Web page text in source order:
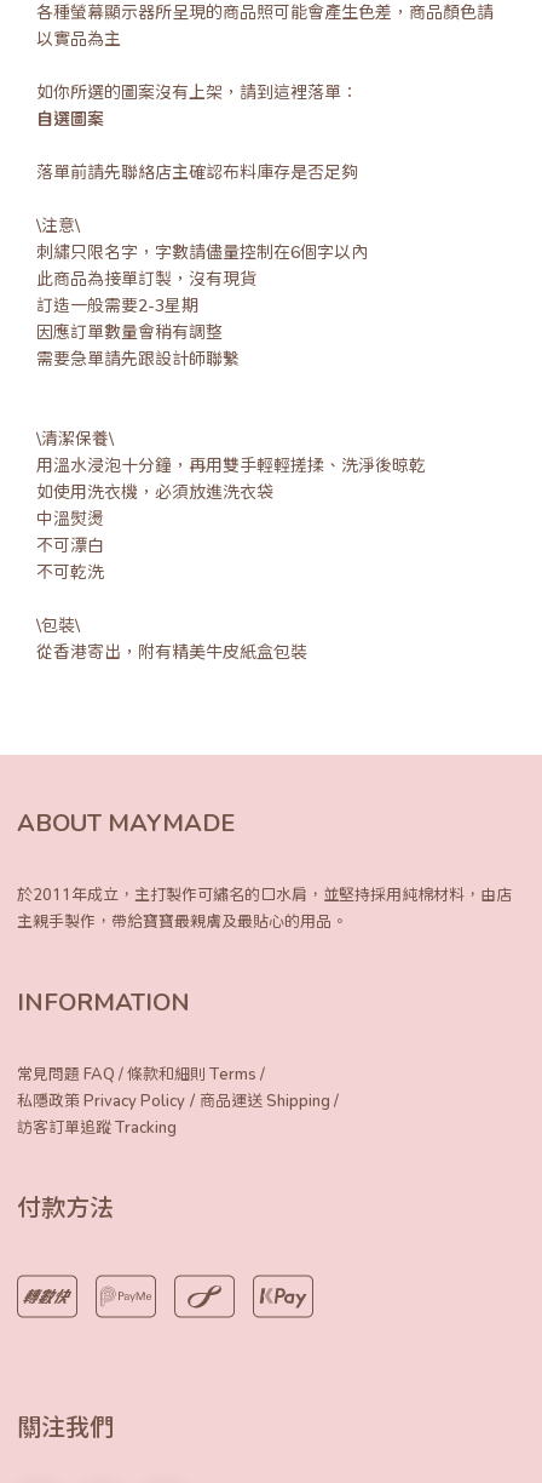
各種螢幕顯示器所呈現的商品照可能會產生色差，商品顏色請
以實品為主
如你所選的圖案沒有上架，請到這裡落單：
自選圖案
落單前請先聯絡店主確認布料庫存是否足夠
\注意\
刺繡只限名字，字數請儘量控制在6個字以內
此商品為接單訂製，沒有現貨
訂造一般需要2-3星期
因應訂單數量會稍有調整
需要急單請先跟設計師聯繫
\清潔保養\
用溫水浸泡十分鐘，再用雙手輕輕搓揉、洗淨後晾乾
如使用洗衣機，必須放進洗衣袋
中溫熨燙
不可漂白
不可乾洗
\包裝\
從香港寄出，附有精美牛皮紙盒包裝
ABOUT MAYMADE
於2011年成立，主打製作可繡名的口水肩， 並堅持採用純棉材料，由店
主親手製作， 帶給寶寶最親膚及最貼心的用品。
INFORMATION
常見問題 FAQ /條款和細則 Terms /
私隱政策 Privacy Policy / 商品運送 Shipping /
訪客訂單追蹤 Tracking
付款方法
關注我們